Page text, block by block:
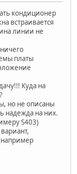
кондиционер
встраивается
линии не
платы
Куда на
но не описаны
надежда на них.
S403)